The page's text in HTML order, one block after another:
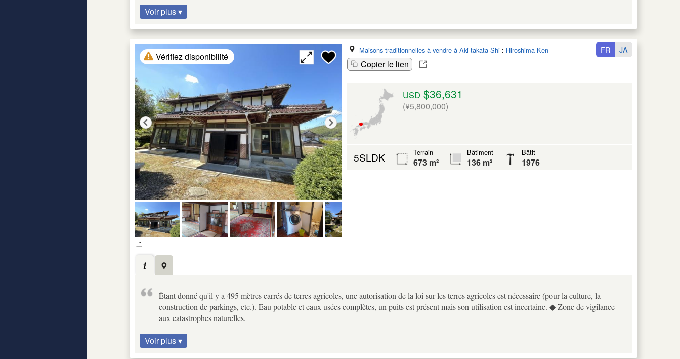
Voir plus ▾
Vérifiez disponibilité
Maisons traditionnelles à vendre à Aki-takata Shi : Hiroshima Ken
Copier le lien
FR JA
USD $36,631
(¥5,800,000)
5SLDK Terrain
673 m²
Bâtiment
136 m²
Bâtit
1976
Étant donné qu'il y a 495 mètres carrés de terres agricoles, une autorisation de la loi sur les terres agricoles est nécessaire (pour la culture, la
construction de parkings, etc.). Eau potable et eaux usées complètes, un puits est présent mais son utilisation est incertaine. ◆ Zone de vigilance
aux catastrophes naturelles.
Voir plus ▾